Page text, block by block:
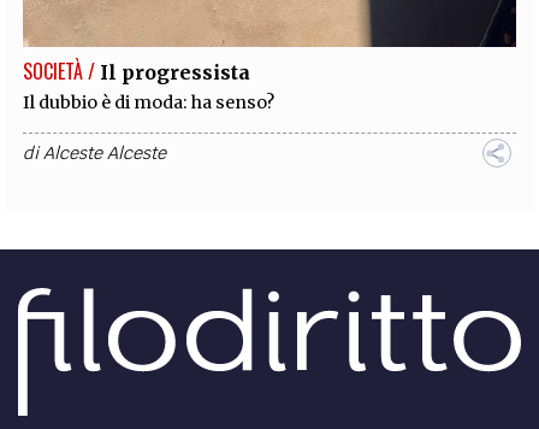
SOCIETÀ / Il progressista
Il dubbio è di moda: ha senso?
diAlceste Alceste